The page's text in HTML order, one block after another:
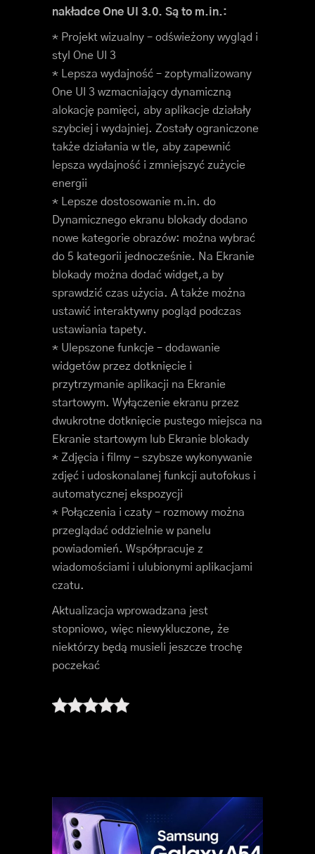
nakładce One UI 3.0. Są to m.in.:
* Projekt wizualny – odświeżony wygląd i
styl One UI 3
* Lepsza wydajność – zoptymalizowany
One UI 3 wzmacniający dynamiczną
alokację pamięci, aby aplikacje działały
szybciej i wydajniej. Zostały ograniczone
także działania w tle, aby zapewnić
lepsza wydajność i zmniejszyć zużycie
energii
* Lepsze dostosowanie m.in. do
Dynamicznego ekranu blokady dodano
nowe kategorie obrazów: można wybrać
do 5 kategorii jednocześnie. Na Ekranie
blokady można dodać widget,a by
sprawdzić czas użycia. A także można
ustawić interaktywny pogląd podczas
ustawiania tapety.
* Ulepszone funkcje – dodawanie
widgetów przez dotknięcie i
przytrzymanie aplikacji na Ekranie
startowym. Wyłączenie ekranu przez
dwukrotne dotknięcie pustego miejsca na
Ekranie startowym lub Ekranie blokady
* Zdjęcia i filmy – szybsze wykonywanie
zdjęć i udoskonalanej funkcji autofokus i
automatycznej ekspozycji
* Połączenia i czaty – rozmowy można
przeglądać oddzielnie w panelu
powiadomień. Współpracuje z
wiadomościami i ulubionymi aplikacjami
czatu.
Aktualizacja wprowadzana jest
stopniowo, więc niewykluczone, że
niektórzy będą musieli jeszcze trochę
poczekać